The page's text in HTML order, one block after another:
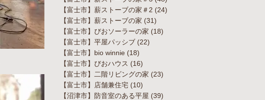
【富士市】薪ストーブの家＃2 (24)
【富士市】薪ストーブの家 (31)
【富士市】びおソーラーの家 (18)
【富士市】平屋パッシブ (22)
【富士市】bio winnie (18)
【富士市】びおハウス (16)
【富士市】二階リビングの家 (23)
【富士市】店舗兼住宅 (10)
【沼津市】防音室のある平屋 (39)